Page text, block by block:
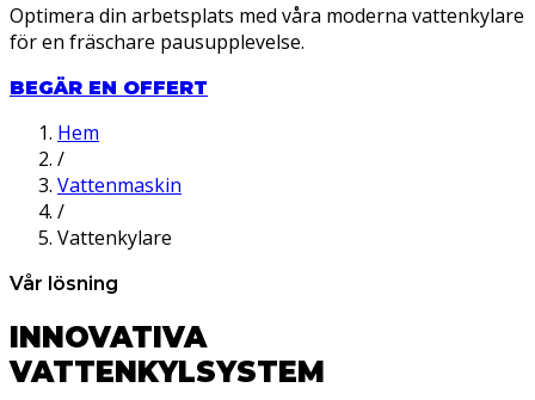
Optimera din arbetsplats med våra moderna vattenkylare
för en fräschare pausupplevelse.
BEGÄR EN OFFERT
Hem
/
Vattenmaskin
/
Vattenkylare
Vår lösning
INNOVATIVA
VATTENKYLSYSTEM